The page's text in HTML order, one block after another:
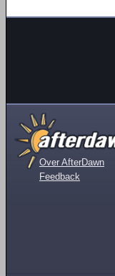
Over AfterDawn
Feedback